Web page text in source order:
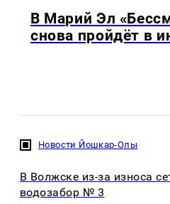
В Марий Эл
снова пройдёт в
Новости Йошкар-Олы
В Волжске из-за износа
водозабор № 3